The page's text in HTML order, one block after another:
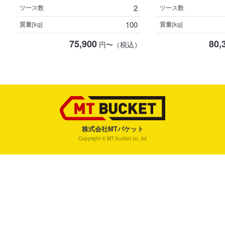
ツース数 2
質量[kg] 100
75,900 円〜（税込）
ツース数
質量[kg]
株式会社MTバケット
Copyright © MT bucket.co.,ltd